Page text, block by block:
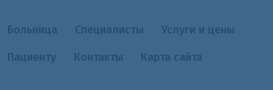
Больница Специалисты Услуги и цены
Пациенту Контакты Карта сайта